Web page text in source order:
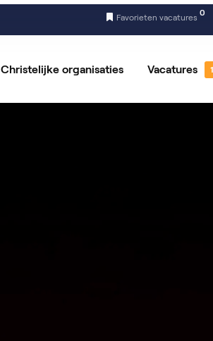
Favorieten vacatures
0
Christelijke organisaties Vacatures